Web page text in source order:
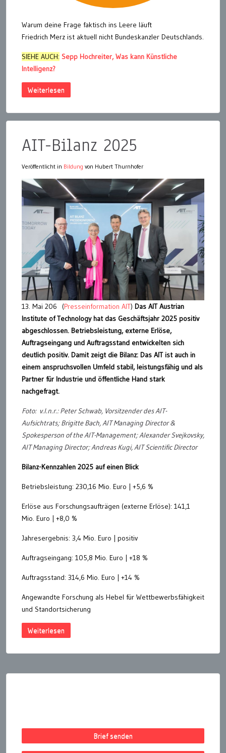
Warum deine Frage faktisch ins Leere läuft
Friedrich Merz ist aktuell nicht Bundeskanzler Deutschlands.
SIEHE AUCH: Sepp Hochreiter, Was kann Künstliche
Intelligenz?
Weiterlesen
AIT-Bilanz 2025
Veröffentlicht in Bildung von Hubert Thurnhofer
13. Mai 206 (Presseinformation AIT) Das AIT Austrian
Institute of Technology hat das Geschäftsjahr 2025 positiv
abgeschlossen. Betriebsleistung, externe Erlöse,
Auftragseingang und Auftragsstand entwickelten sich
deutlich positiv. Damit zeigt die Bilanz: Das AIT ist auch in
einem anspruchsvollen Umfeld stabil, leistungsfähig und als
Partner für Industrie und öffentliche Hand stark
nachgefragt.
Foto: v.l.n.r.: Peter Schwab, Vorsitzender des AIT-
Aufsichtrats; Brigitte Bach, AIT Managing Director &
Spokesperson of the AIT-Management; Alexander Svejkovsky,
AIT Managing Director; Andreas Kugi, AIT Scientific Director
Bilanz-Kennzahlen 2025 auf einen Blick
Betriebsleistung: 230,16 Mio. Euro | +5,6 %
Erlöse aus Forschungsaufträgen (externe Erlöse): 141,1
Mio. Euro | +8,0 %
Jahresergebnis: 3,4 Mio. Euro | positiv
Auftragseingang: 105,8 Mio. Euro | +18 %
Auftragsstand: 314,6 Mio. Euro | +14 %
Angewandte Forschung als Hebel für Wettbewerbsfähigkeit
und Standortsicherung
Weiterlesen
der
Brief senden